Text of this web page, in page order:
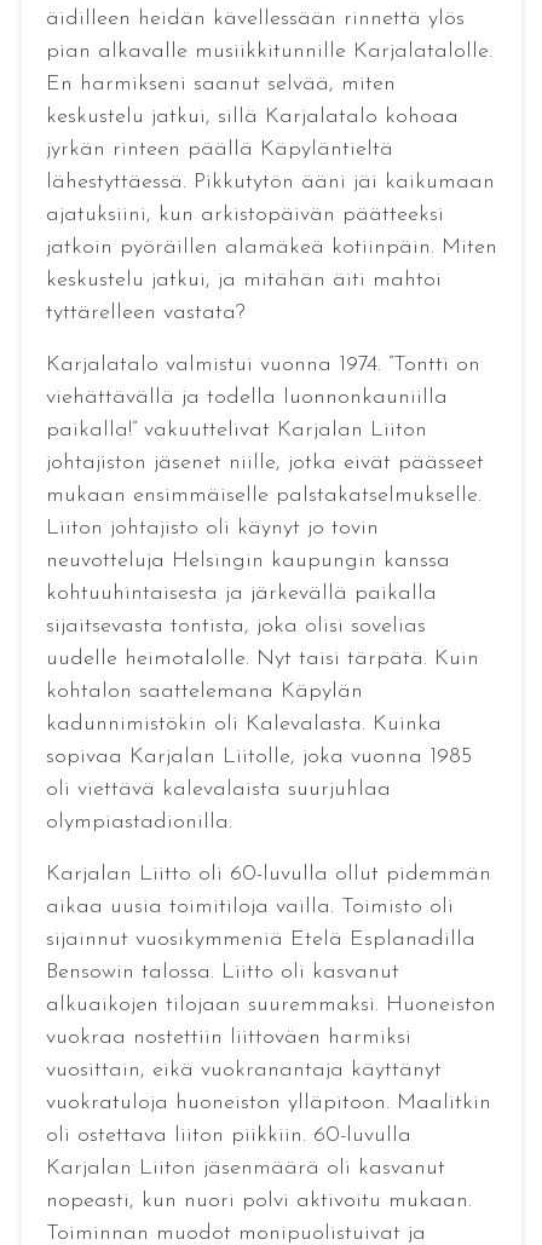
äidilleen heidän kävellessään rinnettä ylös
pian alkavalle musiikkitunnille Karjalatalolle.
En harmikseni saanut selvää, miten
keskustelu jatkui, sillä Karjalatalo kohoaa
jyrkän rinteen päällä Käpyläntieltä
lähestyttäessä. Pikkutytön ääni jäi kaikumaan
ajatuksiini, kun arkistopäivän päätteeksi
jatkoin pyöräillen alamäkeä kotiinpäin. Miten
keskustelu jatkui, ja mitähän äiti mahtoi
tyttärelleen vastata?
Karjalatalo valmistui vuonna 1974. ”Tontti on
viehättävällä ja todella luonnonkauniilla
paikalla!” vakuuttelivat Karjalan Liiton
johtajiston jäsenet niille, jotka eivät päässeet
mukaan ensimmäiselle palstakatselmukselle.
Liiton johtajisto oli käynyt jo tovin
neuvotteluja Helsingin kaupungin kanssa
kohtuuhintaisesta ja järkevällä paikalla
sijaitsevasta tontista, joka olisi sovelias
uudelle heimotalolle. Nyt taisi tärpätä. Kuin
kohtalon saattelemana Käpylän
kadunnimistökin oli Kalevalasta. Kuinka
sopivaa Karjalan Liitolle, joka vuonna 1985
oli viettävä kalevalaista suurjuhlaa
olympiastadionilla.
Karjalan Liitto oli 60-luvulla ollut pidemmän
aikaa uusia toimitiloja vailla. Toimisto oli
sijainnut vuosikymmeniä Etelä Esplanadilla
Bensowin talossa. Liitto oli kasvanut
alkuaikojen tilojaan suuremmaksi. Huoneiston
vuokraa nostettiin liittoväen harmiksi
vuosittain, eikä vuokranantaja käyttänyt
vuokratuloja huoneiston ylläpitoon. Maalitkin
oli ostettava liiton piikkiin. 60-luvulla
Karjalan Liiton jäsenmäärä oli kasvanut
nopeasti, kun nuori polvi aktivoitu mukaan.
Toiminnan muodot monipuolistuivat ja